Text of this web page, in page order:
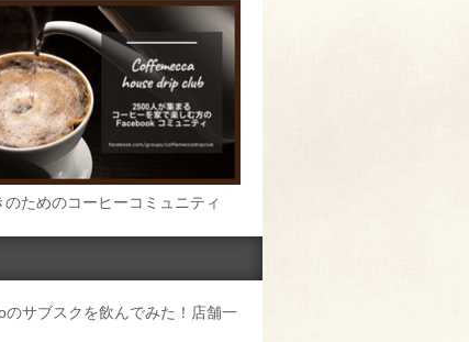
のためのコーヒーコミュニティ
のサブスクを飲んでみた！店舗一